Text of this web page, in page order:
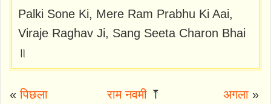
Palki Sone Ki, Mere Ram Prabhu Ki Aai,
Viraje Raghav Ji, Sang Seeta Charon Bhai
॥
«पिछला राम नवमी ⤒ अगला»